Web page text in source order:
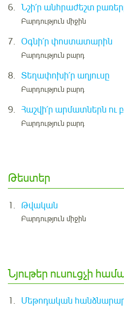
6. Նշի՛ր անհրաժեշտ
Բարդություն միջին
7. Օգնի՛ր փոստատարին
Բարդություն բարդ
8. Տեղափոխի՛ր աղյուսը
Բարդություն բարդ
9. Հաշվի՛ր արմատներն ու
Բարդություն բարդ
Թեստեր
1. Թվական
Բարդություն միջին
Նյութեր ուսուցչի
1. Մեթոդական